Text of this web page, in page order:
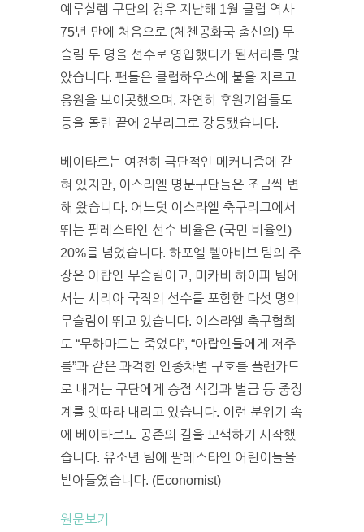
예루살렘 구단의 경우 지난해 1월 클럽 역사
75년 만에 처음으로 (체첸공화국 출신의) 무
슬림 두 명을 선수로 영입했다가 된서리를 맞
았습니다. 팬들은 클럽하우스에 불을 지르고
응원을 보이콧했으며, 자연히 후원기업들도
등을 돌린 끝에 2부리그로 강등됐습니다.
베이타르는 여전히 극단적인 메커니즘에 갇
혀 있지만, 이스라엘 명문구단들은 조금씩 변
해 왔습니다. 어느덧 이스라엘 축구리그에서
뛰는 팔레스타인 선수 비율은 (국민 비율인)
20%를 넘었습니다. 하포엘 텔아비브 팀의 주
장은 아랍인 무슬림이고, 마카비 하이파 팀에
서는 시리아 국적의 선수를 포함한 다섯 명의
무슬림이 뛰고 있습니다. 이스라엘 축구협회
도 “무하마드는 죽었다”, “아랍인들에게 저주
를”과 같은 과격한 인종차별 구호를 플랜카드
로 내거는 구단에게 승점 삭감과 벌금 등 중징
계를 잇따라 내리고 있습니다. 이런 분위기 속
에 베이타르도 공존의 길을 모색하기 시작했
습니다. 유소년 팀에 팔레스타인 어린이들을
받아들였습니다. (Economist)
원문보기